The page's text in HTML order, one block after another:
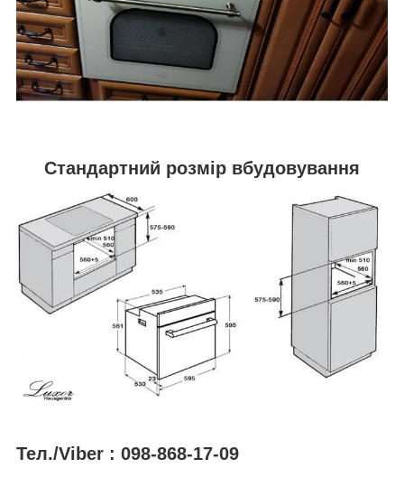
Стандартний розмір вбудовування
Тел./Viber : 098-868-17-09